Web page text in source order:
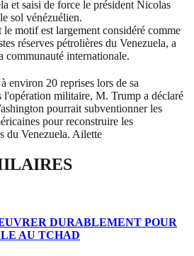
et saisi de force le président Nicolas
sol vénézuélien.
motif est largement considéré comme
réserves pétrolières du Venezuela, a
communauté internationale.
environ 20 reprises lors de sa
l'opération militaire, M. Trump a déclaré
pourrait subventionner les
pour reconstruire les
du Venezuela. Ailette
DURABLEMENT POUR
AU TCHAD